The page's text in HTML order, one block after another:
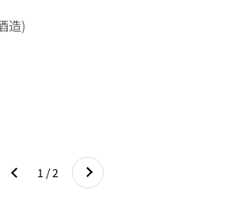
造)
이전 1 / 2 다음